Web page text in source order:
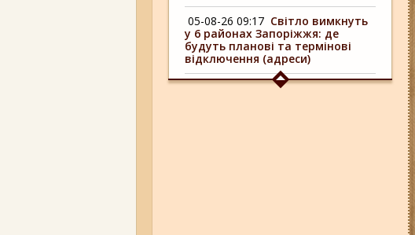
05-08-26 09:17 Світло вимкнуть
у 6 районах Запоріжжя: де
будуть планові та термінові
відключення (адреси)
04-08-26 09:16 У 6 районах